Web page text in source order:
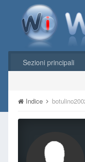
Sezioni principali
Indice